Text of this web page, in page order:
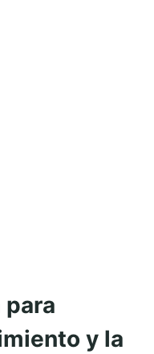
y la